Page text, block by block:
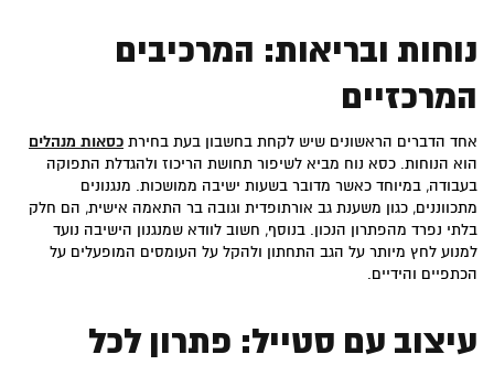
נוחות ובריאות: המרכיבים
המרכזיים
אחד הדברים הראשונים שיש לקחת בחשבון בעת בחירת כסאות מנהלים
הוא הנוחות. כסא נוח מביא לשיפור תחושת הריכוז ולהגדלת התפוקה
בעבודה, במיוחד כאשר מדובר בשעות ישיבה ממושכות. מנגנונים
מתכווננים, כגון משענת גב אורתופדית וגובה בר התאמה אישית, הם חלק
בלתי נפרד מהפתרון הנכון. בנוסף, חשוב לוודא שמנגנון הישיבה נועד
למנוע לחץ מיותר על הגב התחתון ולהקל על העומסים המופעלים על
הכתפיים והידיים.
עיצוב עם סטייל: פתרון לכל